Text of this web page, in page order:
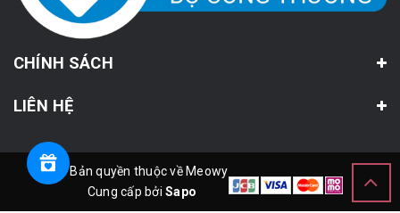
CHÍNH SÁCH
LIÊN HỆ
© Bản quyền thuộc về Meowy
Cung cấp bởiSapo